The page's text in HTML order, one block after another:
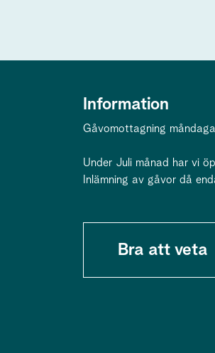
Information
Gåvomottagning
Under Juli månad har vi
Inlämning av gåvor då
Bra att veta